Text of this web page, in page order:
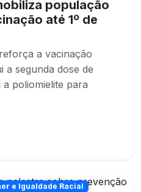
população
até 1º de
a vacinação
a segunda dose de
poliomielite para
e Igualdade Racial